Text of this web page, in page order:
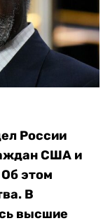
России
США и
этом
В
высшие